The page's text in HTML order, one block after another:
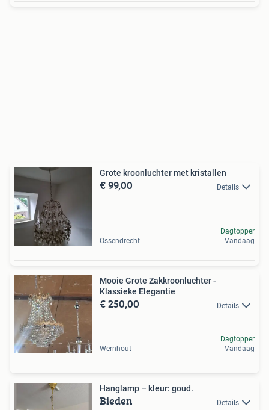
Grote kroonluchter met kristallen
€ 99,00 Details
Ossendrecht
Dagtopper
Vandaag
Mooie Grote Zakkroonluchter -
Klassieke Elegantie
€ 250,00 Details
Wernhout
Dagtopper
Vandaag
Hanglamp – kleur: goud.
Bieden Details